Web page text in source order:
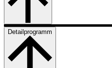
Detailprogramm